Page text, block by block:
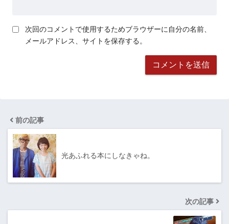
次回のコメントで使用するためブラウザーに自分の名前、
メールアドレス、サイトを保存する。
前の記事
光あふれる本にしなきゃね。
次の記事